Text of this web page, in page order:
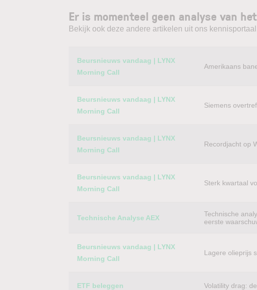
Er is momenteel geen analyse van
Bekijk ook deze andere artikelen uit ons
Category Titel
Beursnieuws vandaag | LYNX
Morning Call
Amerikaans
Beursnieuws vandaag | LYNX
Morning Call
Siemens
Beursnieuws vandaag | LYNX
Morning Call
Recordjacht op
Beursnieuws vandaag | LYNX
Morning Call
Sterk kwartaal
Technische Analyse AEX
Technische
eerste
Beursnieuws vandaag | LYNX
Morning Call
Lagere olieprijs
ETF beleggen Volatility drag: